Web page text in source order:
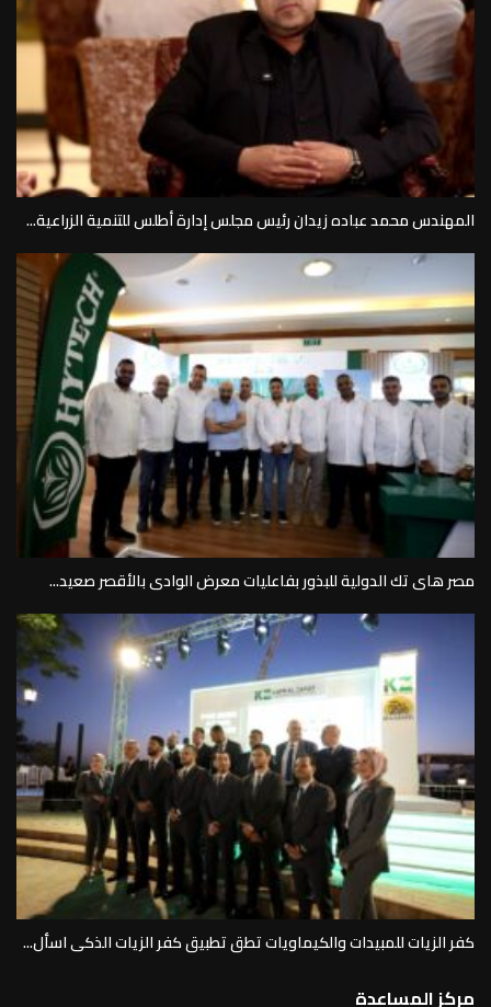
المهندس محمد عباده زيدان رئيس مجلس إدارة أطلس للتنمية الزراعية...
مصر هاى تك الدولية للبذور بفاعليات معرض الوادى بالأقصر صعيد...
كفر الزيات للمبيدات والكيماويات تطق تطبيق كفر الزيات الذكى اسأل...
مركز المساعدة